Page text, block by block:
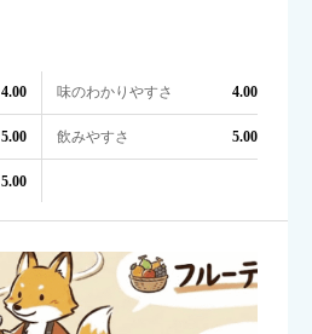
4.00 味のわかりやすさ 4.00
5.00 飲みやすさ 5.00
5.00